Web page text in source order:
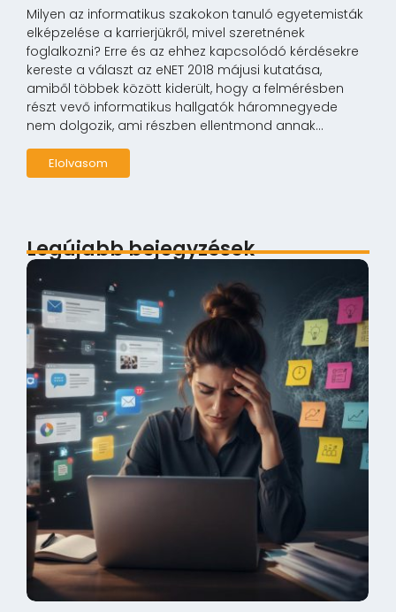
Milyen az informatikus szakokon tanuló egyetemisták
elképzelése a karrierjükről, mivel szeretnének
foglalkozni? Erre és az ehhez kapcsolódó kérdésekre
kereste a választ az eNET 2018 májusi kutatása,
amiből többek között kiderült, hogy a felmérésben
részt vevő informatikus hallgatók háromnegyede
nem dolgozik, ami részben ellentmond annak...
Elolvasom
Legújabb bejegyzések